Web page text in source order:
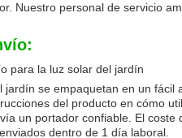
Nuestro personal de servicio
para la luz solar del jardín
jardín se empaquetan en un
del producto en cómo
un portador confiable. El
dentro de 1 día laboral.